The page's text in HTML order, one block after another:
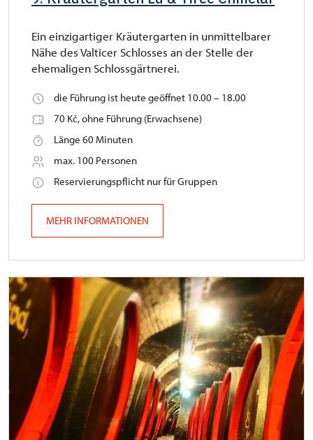
Ein einzigartiger Kräutergarten in unmittelbarer
Nähe des Valticer Schlosses an der Stelle der
ehemaligen Schlossgärtnerei.
die Führung ist heute geöffnet 10.00 – 18.00
70 Kč, ohne Führung (Erwachsene)
Länge 60 Minuten
max. 100 Personen
Reservierungspflicht nur für Gruppen
MEHR INFORMATIONEN